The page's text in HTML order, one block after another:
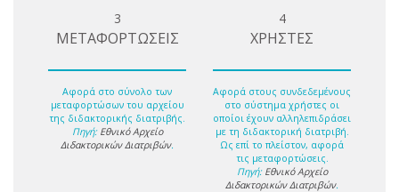
3
ΜΕΤΑΦΟΡΤΩΣΕΙΣ
Αφορά στο σύνολο των
μεταφορτώσων του αρχείου
της διδακτορικής διατριβής.
Πηγή: Εθνικό Αρχείο
Διδακτορικών Διατριβών.
4
ΧΡΗΣΤΕΣ
Αφορά στους συνδεδεμένους
στο σύστημα χρήστες οι
οποίοι έχουν αλληλεπιδράσει
με τη διδακτορική διατριβή.
Ως επί το πλείστον, αφορά
τις μεταφορτώσεις.
Πηγή: Εθνικό Αρχείο
Διδακτορικών Διατριβών.